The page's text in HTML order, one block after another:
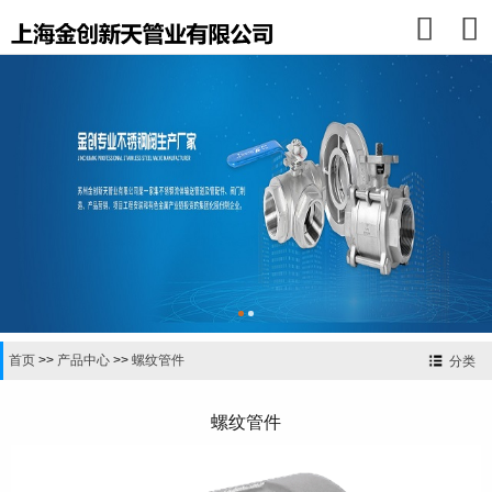


分类
首页 >> 产品中心 >> 螺纹管件
螺纹管件